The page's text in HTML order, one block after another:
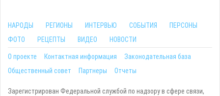
НАРОДЫ РЕГИОНЫ ИНТЕРВЬЮ СОБЫТИЯ
ПЕРСОНЫ
ФОТО
РЕЦЕПТЫ ВИДЕО НОВОСТИ
О проекте Контактная информация
Законодательная база
Общественный совет
Партнеры Отчеты
Зарегистрирован Федеральной службой по надзору в сфере связи,